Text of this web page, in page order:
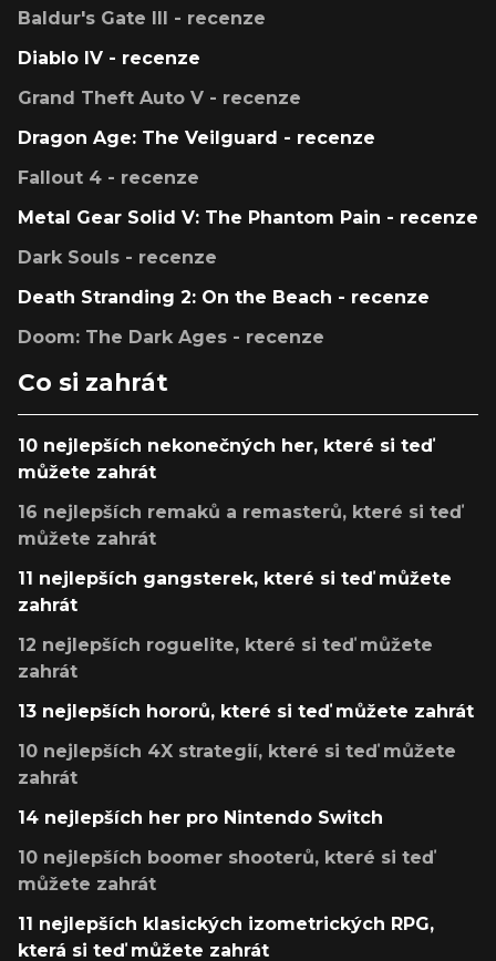
Baldur's Gate III - recenze
Diablo IV - recenze
Grand Theft Auto V - recenze
Dragon Age: The Veilguard - recenze
Fallout 4 - recenze
Metal Gear Solid V: The Phantom Pain - recenze
Dark Souls - recenze
Death Stranding 2: On the Beach - recenze
Doom: The Dark Ages - recenze
Co si zahrát
10 nejlepších nekonečných her, které si teď
můžete zahrát
16 nejlepších remaků a remasterů, které si teď
můžete zahrát
11 nejlepších gangsterek, které si teď můžete
zahrát
12 nejlepších roguelite, které si teď můžete
zahrát
13 nejlepších hororů, které si teď můžete zahrát
10 nejlepších 4X strategií, které si teď můžete
zahrát
14 nejlepších her pro Nintendo Switch
10 nejlepších boomer shooterů, které si teď
můžete zahrát
11 nejlepších klasických izometrických RPG,
která si teď můžete zahrát